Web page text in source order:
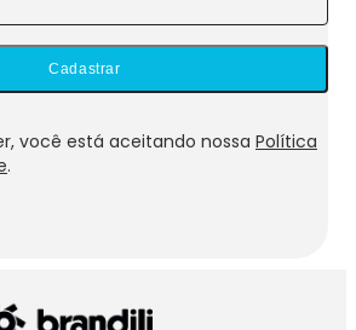
Cadastrar
você está aceitando nossa Política
.